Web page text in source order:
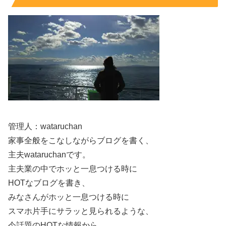
今回の世界卓球ではショートヘアだった長崎美柚さんです
が、一時前の少し長めのヘアスタイルもまた大人っぽくて
素敵ですね～！
#世界卓球
#Wみゆう
21:20〜テレビ東京📺で放送！！
pic.twitter.com/DPc8Ppmdti
管理人：wataruchan
家事全般をこなしながらブログを書く、
主夫wataruchanです。
主夫業の中でホッと一息つける時に
HOTなブログを書き、
みなさんがホッと一息つける時に
スマホ片手にサラッと見られるような、